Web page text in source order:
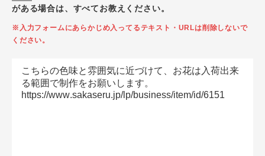
がある場合は、すべてお教えください。
※入力フォームにあらかじめ入ってるテキスト・URLは削除しないで
ください。